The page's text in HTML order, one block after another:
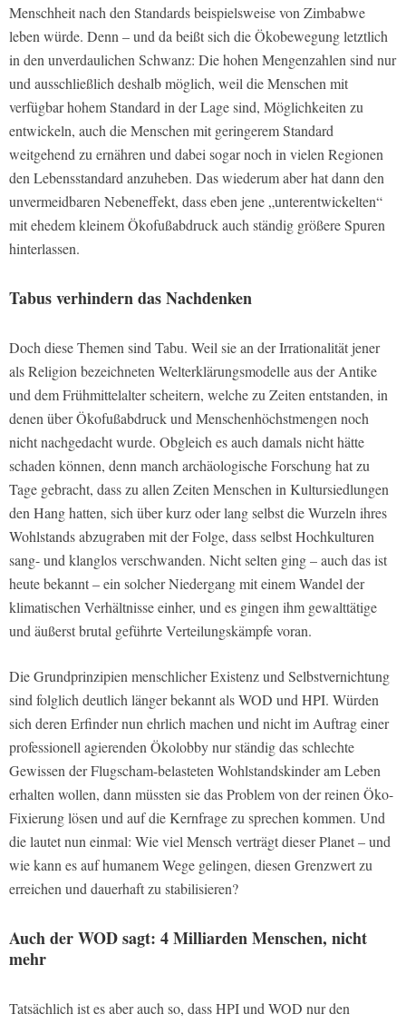
Menschheit nach den Standards beispielsweise von Zimbabwe
leben würde. Denn – und da beißt sich die Ökobewegung letztlich
in den unverdaulichen Schwanz: Die hohen Mengenzahlen sind nur
und ausschließlich deshalb möglich, weil die Menschen mit
verfügbar hohem Standard in der Lage sind, Möglichkeiten zu
entwickeln, auch die Menschen mit geringerem Standard
weitgehend zu ernähren und dabei sogar noch in vielen Regionen
den Lebensstandard anzuheben. Das wiederum aber hat dann den
unvermeidbaren Nebeneffekt, dass eben jene „unterentwickelten“
mit ehedem kleinem Ökofußabdruck auch ständig größere Spuren
hinterlassen.
Tabus verhindern das Nachdenken
Doch diese Themen sind Tabu. Weil sie an der Irrationalität jener
als Religion bezeichneten Welterklärungsmodelle aus der Antike
und dem Frühmittelalter scheitern, welche zu Zeiten entstanden, in
denen über Ökofußabdruck und Menschenhöchstmengen noch
nicht nachgedacht wurde. Obgleich es auch damals nicht hätte
schaden können, denn manch archäologische Forschung hat zu
Tage gebracht, dass zu allen Zeiten Menschen in Kultursiedlungen
den Hang hatten, sich über kurz oder lang selbst die Wurzeln ihres
Wohlstands abzugraben mit der Folge, dass selbst Hochkulturen
sang- und klanglos verschwanden. Nicht selten ging – auch das ist
heute bekannt – ein solcher Niedergang mit einem Wandel der
klimatischen Verhältnisse einher, und es gingen ihm gewalttätige
und äußerst brutal geführte Verteilungskämpfe voran.
Die Grundprinzipien menschlicher Existenz und Selbstvernichtung
sind folglich deutlich länger bekannt als WOD und HPI. Würden
sich deren Erfinder nun ehrlich machen und nicht im Auftrag einer
professionell agierenden Ökolobby nur ständig das schlechte
Gewissen der Flugscham-belasteten Wohlstandskinder am Leben
erhalten wollen, dann müssten sie das Problem von der reinen Öko-
Fixierung lösen und auf die Kernfrage zu sprechen kommen. Und
die lautet nun einmal: Wie viel Mensch verträgt dieser Planet – und
wie kann es auf humanem Wege gelingen, diesen Grenzwert zu
erreichen und dauerhaft zu stabilisieren?
Auch der WOD sagt: 4 Milliarden Menschen, nicht
mehr
Tatsächlich ist es aber auch so, dass HPI und WOD nur den